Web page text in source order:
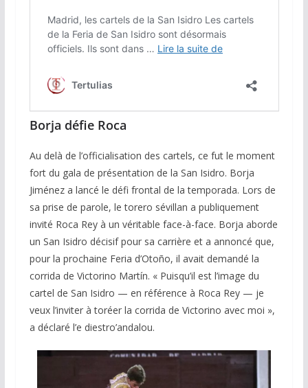
Borja défie Roca
Au delà de l’officialisation des cartels, ce fut le moment
fort du gala de présentation de la San Isidro. Borja
Jiménez a lancé le défi frontal de la temporada. Lors de
sa prise de parole, le torero sévillan a publiquement
invité Roca Rey à un véritable face-à-face. Borja aborde
un San Isidro décisif pour sa carrière et a annoncé que,
pour la prochaine Feria d’Otoño, il avait demandé la
corrida de Victorino Martín. « Puisqu’il est l’image du
cartel de San Isidro — en référence à Roca Rey — je
veux l’inviter à toréer la corrida de Victorino avec moi »,
a déclaré l’e diestro’andalou.